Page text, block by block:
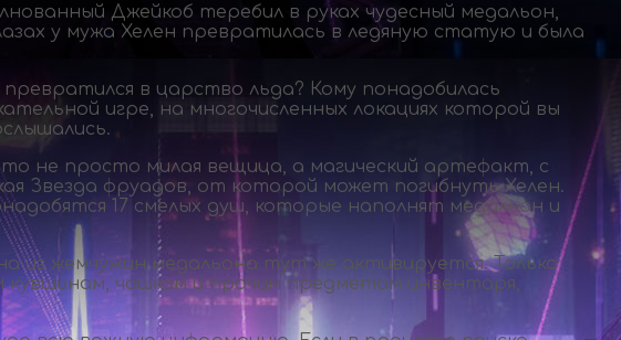
Джейкоб теребил в руках чудесный медальон,
у мужа Хелен превратилась в ледяную статую и была
в царство льда? Кому понадобилась
игре, на многочисленных локациях которой вы
не просто милая вещица, а магический артефакт, с
Звезда фруадов, от которой может погибнуть Хелен.
17 смелых душ, которые наполнят медальон и
из жемчужин медальона тут же активируется. Только
чашкам и прочим предметам инвентаря,